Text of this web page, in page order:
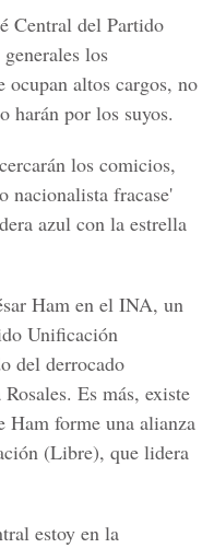
Central del Partido
los
altos cargos, no
harán por los suyos.
los comicios,
nacionalista fracase'
azul con la estrella
Ham en el INA, un
Unificación
del derrocado
Es más, existe
Ham forme una alianza
(Libre), que lidera
estoy en la